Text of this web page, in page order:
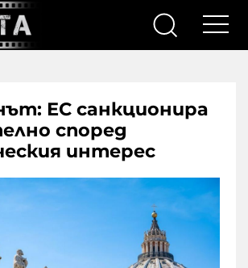
ЕС санкционира
според
интерес